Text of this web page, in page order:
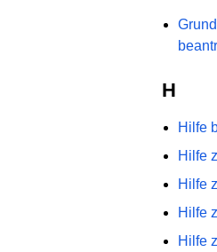
H
Hilfe
Hilfe
Hilfe
Hilfe
Hilfe